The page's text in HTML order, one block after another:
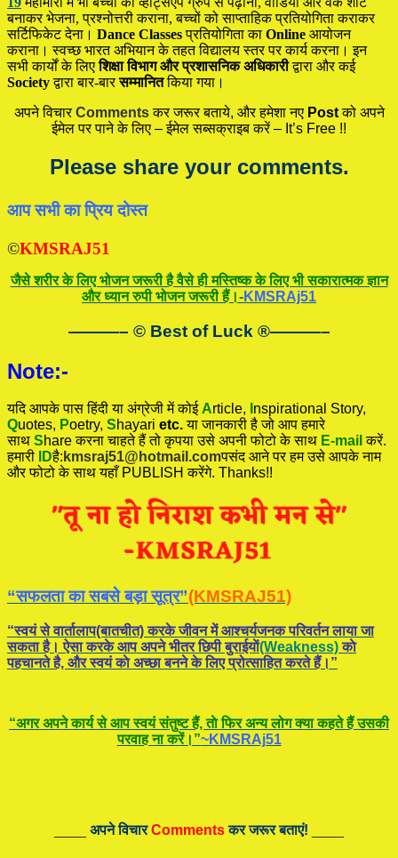
बनाकर भेजना, प्रश्नोत्तरी कराना, बच्चों को साप्ताहिक प्रतियोगिता कराकर
सर्टिफिकेट देना। Dance Classesप्रतियोगिता का Online आयोजन
कराना। स्वच्छ भारत अभियान के तहत विद्यालय स्तर पर कार्य करना। इन
सभी कार्यों के लिएशिक्षा विभाग और प्रशासनिक अधिकारीद्वारा और कई
Societyद्वारा बार-बारसम्मानितकिया गया।
अपने विचारCommentsकर जरूर बताये, और हमेशा नए Postको अपने
ईमेल पर पाने के लिए – ईमेल सब्सक्राइब करें – It’s Free !!
Please share your comments.
आप सभी का प्रिय दोस्त
©KMSRAJ51
जैसे शरीर के लिए भोजन जरूरी है वैसे ही मस्तिष्क के लिए भी सकारात्मक ज्ञान
और ध्यान रुपी भोजन जरूरी हैं।-KMSRAj51
———– © Best of Luck ®———–
Note:-
यदि आपके पास हिंदी या अंग्रेजी में कोईArticle, nspirational Story,
Quotes, Poetry, Shayari etc.या जानकारी है जो आप हमारे
साथ Share करना चाहते हैं तो कृपया उसे अपनी फोटो के साथ E-mail करें.
हमारी
IDहै: kmsraj51@hotmail.comपसंद आने पर हम उसे आपके नाम
और फोटो के साथ यहाँ PUBLISH करेंगे. Thanks!!
“सफलता का सबसे बड़ा सूत्र”(KMSRAJ51)
“स्वयं से वार्तालाप(बातचीत) करके जीवन में आश्चर्यजनक परिवर्तन लाया जा
सकता है। ऐसा करके आप अपने भीतर छिपी बुराईयाें(Weakness)काे
पहचानते है, और स्वयं काे अच्छा बनने के लिए प्रोत्साहित करते हैं।”
“अगर अपने कार्य से आप स्वयं संतुष्ट हैं, ताे फिर अन्य लोग क्या कहते हैं उसकी
परवाह ना करें।”~KMSRAj51
अपने विचारCommentsकर जरूर बताएं!